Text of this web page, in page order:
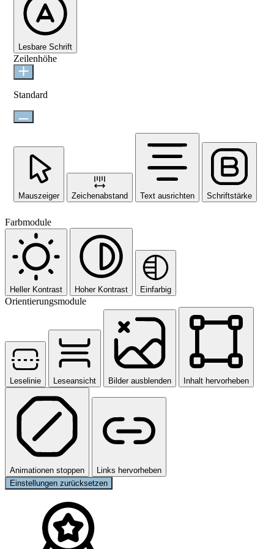
Lesbare Schrift
Zeilenhöhe
Standard
Mauszeiger Zeichenabstand Text ausrichten Schriftstärke
Farbmodule
Heller Kontrast Hoher Kontrast Einfarbig
Orientierungsmodule
Leselinie Leseansicht Bilder ausblenden Inhalt hervorheben
Animationen stoppen
Links hervorheben
Einstellungen zurücksetzen